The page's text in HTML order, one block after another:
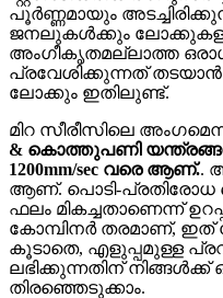
പൂർണ്ണമായും
ജനലുകൾക്കും
അംഗീകൃതമല്ലാത്ത
പ്രവേശിക്കുന്നത് തടയാൻ
ലോക്കും ഇതിലുണ്ട്.
മിറ സീരീസിലെ
& കൊത്തുപണി
1200mm/sec വരെ ആണ്..
ആണ്. പൊടി-
ഫലം മികച്ചതാണെന്ന്
കോമ്പിനർ തരമാണ്,
കൂടാതെ, എളുപ്പമുള്ള
ലഭിക്കുന്നതിന്
തിരഞ്ഞെടുക്കാം.